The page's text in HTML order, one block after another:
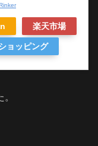
楽天市場
ョッピング